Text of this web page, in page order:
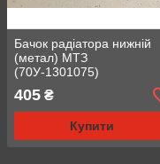
Бачок радіатора нижній
(метал) МТЗ
(70У-1301075)
405 ₴
Купити